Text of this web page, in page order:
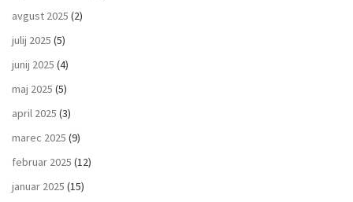
avgust 2025 (2)
julij 2025 (5)
junij 2025 (4)
maj 2025 (5)
april 2025 (3)
marec 2025 (9)
februar 2025 (12)
januar 2025 (15)